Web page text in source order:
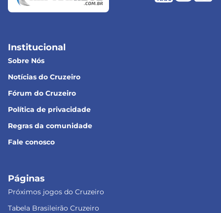
Institucional
Sobre Nós
Notícias do Cruzeiro
Fórum do Cruzeiro
Política de privacidade
Regras da comunidade
Fale conosco
Páginas
Próximos jogos do Cruzeiro
Tabela Brasileirão Cruzeiro